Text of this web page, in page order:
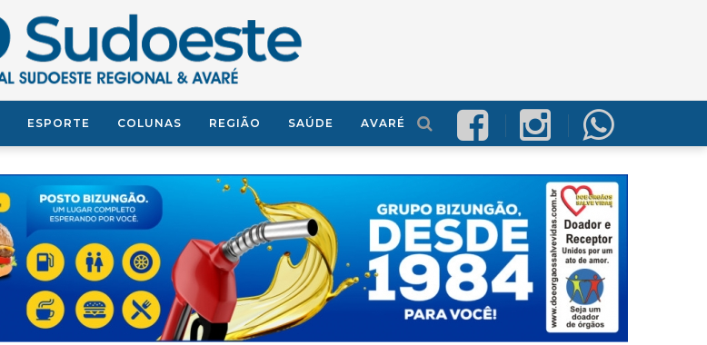
ESPORTE COLUNAS REGIÃO SAÚDE AVARÉ